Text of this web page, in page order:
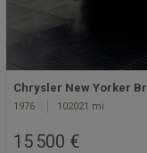
Chrysler New Yorker
1976 102021 mi
15 500 €